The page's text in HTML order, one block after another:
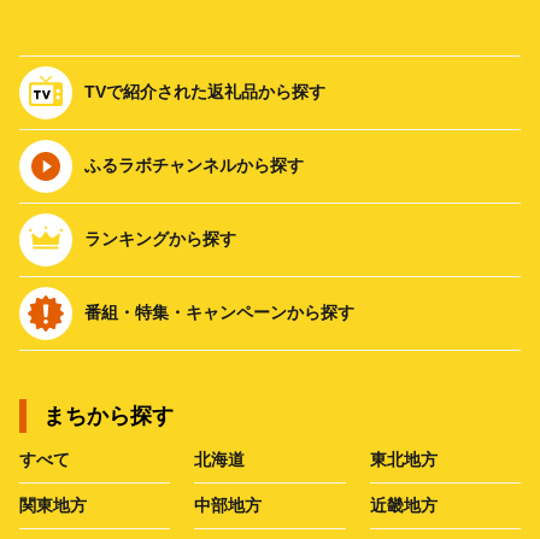
TVで紹介された返礼品から探す
ふるラボチャンネルから探す
ランキングから探す
番組・特集・キャンペーンから探す
まちから探す
すべて 北海道 東北地方
関東地方 中部地方 近畿地方